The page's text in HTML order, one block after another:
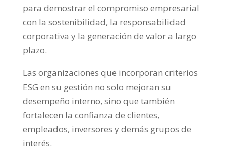
para demostrar el compromiso empresarial
con la sostenibilidad, la responsabilidad
corporativa y la generación de valor a largo
plazo.
Las organizaciones que incorporan criterios
ESG en su gestión no solo mejoran su
desempeño interno, sino que también
fortalecen la confianza de clientes,
empleados, inversores y demás grupos de
interés.